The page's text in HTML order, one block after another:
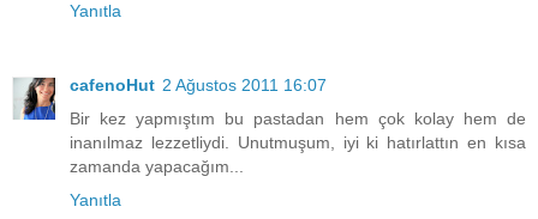
Yanıtla
cafenoHut 2 Ağustos 2011 16:07
Bir kez yapmıştım bu pastadan hem çok kolay hem de
inanılmaz lezzetliydi. Unutmuşum, iyi ki hatırlattın en kısa
zamanda yapacağım...
Yanıtla